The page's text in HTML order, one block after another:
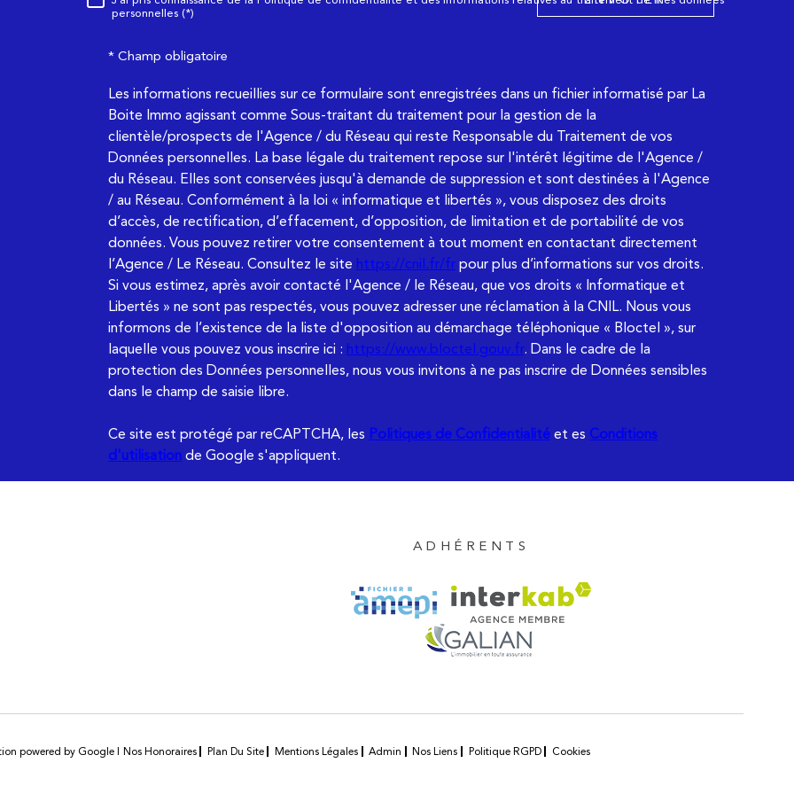
Règlementation
personnelles (*)
* Champ obligatoire
Les informations recueillies sur ce formulaire sont enregistrées dans un fichier informatisé par La
Boite Immo agissant comme Sous-traitant du traitement pour la gestion de la
clientèle/prospects de l'Agence / du Réseau qui reste Responsable du Traitement de vos
Données personnelles. La base légale du traitement repose sur l'intérêt légitime de l'Agence /
du Réseau. Elles sont conservées jusqu'à demande de suppression et sont destinées à l'Agence
/ au Réseau. Conformément à la loi « informatique et libertés », vous disposez des droits
d’accès, de rectification, d’effacement, d’opposition, de limitation et de portabilité de vos
données. Vous pouvez retirer votre consentement à tout moment en contactant directement
l’Agence / Le Réseau. Consultez le site https://cnil.fr/fr pour plus d’informations sur vos droits.
Si vous estimez, après avoir contacté l'Agence / le Réseau, que vos droits « Informatique et
Libertés » ne sont pas respectés, vous pouvez adresser une réclamation à la CNIL. Nous vous
informons de l’existence de la liste d'opposition au démarchage téléphonique « Bloctel », sur
laquelle vous pouvez vous inscrire ici : https://www.bloctel.gouv.fr. Dans le cadre de la
protection des Données personnelles, nous vous invitons à ne pas inscrire de Données sensibles
dans le champ de saisie libre.
Ce site est protégé par reCAPTCHA, les Politiques de Confidentialité et es Conditions
d'utilisation de Google s'appliquent.
ADHÉRENTS
powered by Google | Nos Honoraires Plan Du Site Mentions Légales Admin Nos Liens Politique RGPD Cookies